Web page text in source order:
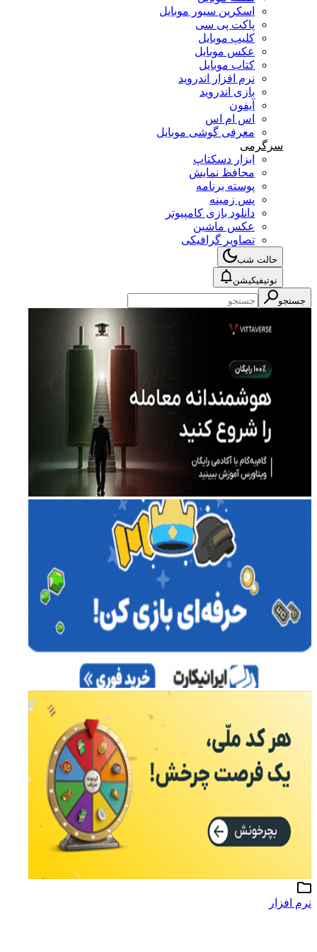
اسکرین سیور موبایل
پاکت پی سی
کلیپ موبایل
عکس موبایل
کتاب موبایل
نرم افزار اندروید
بازی اندروید
آیفون
اس ام اس
معرفی گوشی موبایل
سرگرمی
ابزار دسکتاپ
محافظ نمایش
پوسته برنامه
پس زمینه
دانلود بازی کامپیوتر
عکس ماشین
تصاویر گرافیکی
حالت شب
نوتیفیکیشن
جستجو
نرم افزار